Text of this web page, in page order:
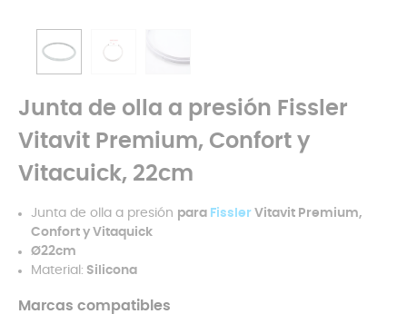
Junta de olla a presión Fissler
Vitavit Premium, Confort y
Vitacuick, 22cm
Junta de olla a presión para Fissler Vitavit Premium,
Confort y Vitaquick
Ø22cm
Material: Silicona
Marcas compatibles